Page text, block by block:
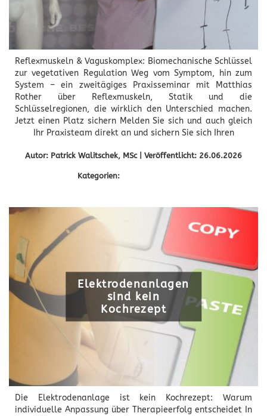
Reflexmuskeln & Vaguskomplex: Biomechanische Schlüssel
zur vegetativen Regulation Weg vom Symptom, hin zum
System – ein zweitägiges Praxisseminar mit Matthias
Rother über Reflexmuskeln, Statik und die
Schlüsselregionen, die wirklich den Unterschied machen.
Jetzt einen Platz sichern Melden Sie sich und auch gleich
Ihr Praxisteam direkt an und sichern Sie sich Ihren
Autor: Patrick Walitschek, MSc | Veröffentlicht: 26.06.2026
Kategorien:
Elektrodenanlagen
sind kein
Kochrezept
Die Elektrodenanlage ist kein Kochrezept: Warum
individuelle Anpassung über Therapieerfolg entscheidet In